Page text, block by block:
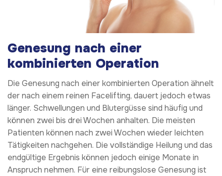
Genesung nach einer
kombinierten Operation
Die Genesung nach einer kombinierten Operation ähnelt
der nach einem reinen Facelifting, dauert jedoch etwas
länger. Schwellungen und Blutergüsse sind häufig und
können zwei bis drei Wochen anhalten. Die meisten
Patienten können nach zwei Wochen wieder leichten
Tätigkeiten nachgehen. Die vollständige Heilung und das
endgültige Ergebnis können jedoch einige Monate in
Anspruch nehmen. Für eine reibungslose Genesung ist